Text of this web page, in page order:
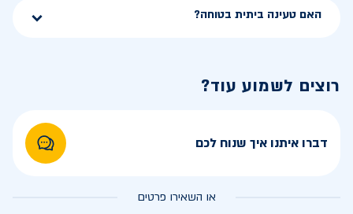
האם טעינה ביתית בטוחה?
רוצים לשמוע עוד?
דברו איתנו איך שנוח לכם
או השאירו פרטים